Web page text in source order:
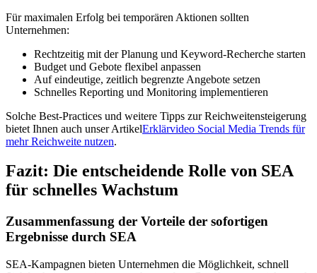
Für maximalen Erfolg bei temporären Aktionen sollten
Unternehmen:
Rechtzeitig mit der Planung und Keyword-Recherche starten
Budget und Gebote flexibel anpassen
Auf eindeutige, zeitlich begrenzte Angebote setzen
Schnelles Reporting und Monitoring implementieren
Solche Best-Practices und weitere Tipps zur Reichweitensteigerung
bietet Ihnen auch unser ArtikelErklärvideo Social Media Trends für
mehr Reichweite nutzen.
Fazit: Die entscheidende Rolle von SEA
für schnelles Wachstum
Zusammenfassung der Vorteile der sofortigen
Ergebnisse durch SEA
SEA-Kampagnen bieten Unternehmen die Möglichkeit, schnell